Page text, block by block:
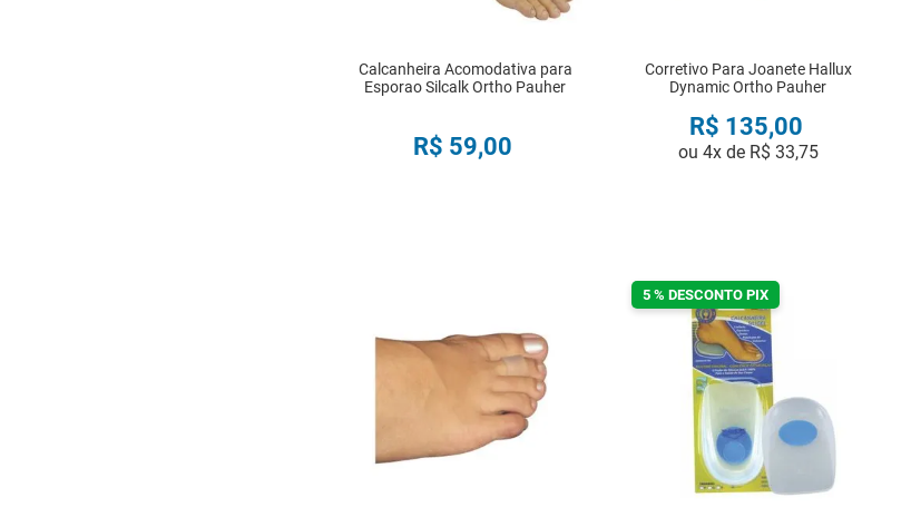
Calcanheira Acomodativa para
Esporao Silcalk Ortho Pauher
R$ 59,00
Corretivo Para Joanete Hallux
Dynamic Ortho Pauher
R$ 135,00
ou 4x de R$ 33,75
5 % DESCONTO PIX